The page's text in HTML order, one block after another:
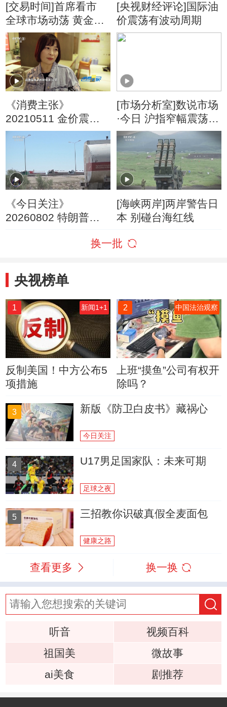
[交易时间]首席看市
全球市场动荡 黄金如
何避险？
[央视财经评论]国际油
价震荡有波动周期
《消费主张》
20210511 金价震
荡，现在买合适吗？
[市场分析室]数说市场
·今日 沪指窄幅震荡
延续“千股横盘”行情
《今日关注》
20260802 特朗普叫
朗称摧毁美军F-35战
[海峡两岸]两岸警告日
本 别碰台海红线
换一批
央视榜单
1 新闻1+1
反制美国！中方公布5
项措施
2 中国法治观察
上班“摸鱼”公司有权开
除吗？
3 新版《防卫白皮书》藏祸心
今日关注
4 U17男足国家队：未来可期
足球之夜
5 三招教你识破真假全麦面包
健康之路
查看更多 换一换
听音
视频百科
祖国美
微故事
ai美食
剧推荐